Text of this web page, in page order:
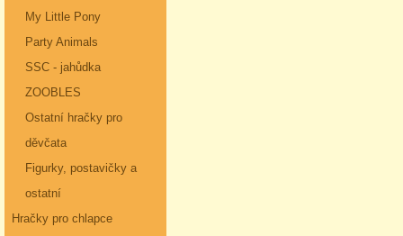
My Little Pony
Party Animals
SSC - jahůdka
ZOOBLES
Ostatní hračky pro
děvčata
Figurky, postavičky a
ostatní
Hračky pro chlapce